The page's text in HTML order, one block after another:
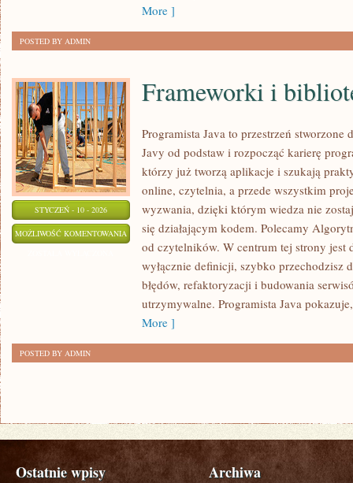
More ]
POSTED BY ADMIN
STYCZEŃ - 10 - 2026
MOŻLIWOŚĆ KOMENTOWANIA FRAMEWORKI
BIBLIOTEKI
Frameworki i
Programista Java to przestrzeń stworzone
Javy od podstaw i rozpocząć karierę
którzy już tworzą aplikacje i szukają
online, czytelnia, a przede wszystkim
wyzwania, dzięki którym wiedza nie
się działającym kodem. Polecamy
od czytelników. W centrum tej strony jest
wyłącznie definicji, szybko przechodzisz
błędów, refaktoryzacji i budowania
utrzymywalne. Programista Java
More ]
POSTED BY ADMIN
Ostatnie wpisy Archiwa